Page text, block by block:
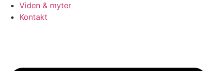
Viden & myter
Kontakt